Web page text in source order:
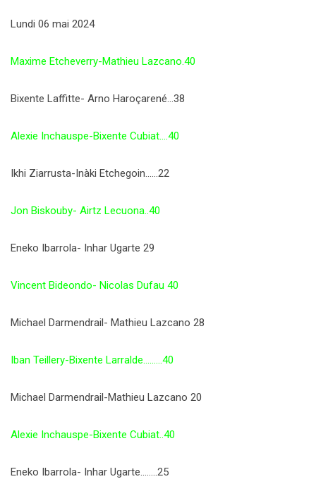
Lundi 06 mai 2024
Maxime Etcheverry-Mathieu Lazcano.40
Bixente Laffitte- Arno Haroçarené…38
Alexie Inchauspe-Bixente Cubiat….40
Ikhi Ziarrusta-Inàki Etchegoin……22
Jon Biskouby- Airtz Lecuona..40
Eneko Ibarrola- Inhar Ugarte 29
Vincent Bideondo- Nicolas Dufau 40
Michael Darmendrail- Mathieu Lazcano 28
Iban Teillery-Bixente Larralde………40
Michael Darmendrail-Mathieu Lazcano 20
Alexie Inchauspe-Bixente Cubiat..40
Eneko Ibarrola- Inhar Ugarte……..25